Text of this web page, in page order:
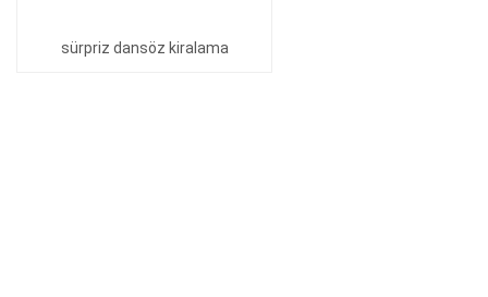
sürpriz dansöz kiralama